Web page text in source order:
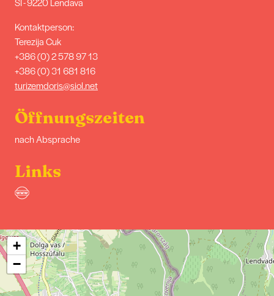
Kontaktperson:
Terezija Cuk
+386 (0) 2 578 97 13
+386 (0) 31 681 816
turizemdoris@siol.net
Öffnungszeiten
nach Absprache
Links
+
−